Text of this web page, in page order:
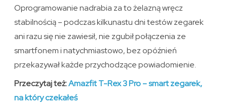
Oprogramowanie nadrabia za to żelazną wręcz
stabilnością – podczas kilkunastu dni testów zegarek
ani razu się nie zawiesił, nie zgubił połączenia ze
smartfonem i natychmiastowo, bez opóźnień
przekazywał każde przychodzące powiadomienie.
Przeczytaj też:Amazfit T-Rex 3 Pro – smart zegarek,
na który czekałeś